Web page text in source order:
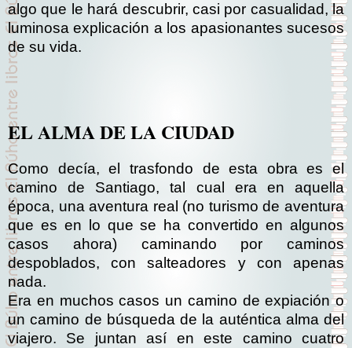
algo que le hará descubrir, casi por casualidad, la
luminosa explicación a los apasionantes sucesos
de su vida.
EL ALMA DE LA CIUDAD
Como decía, el trasfondo de esta obra es el
camino de Santiago, tal cual era en aquella
época, una aventura real (no turismo de aventura
que es en lo que se ha convertido en algunos
casos ahora) caminando por caminos
despoblados, con salteadores y con apenas
nada.
Era en muchos casos un camino de expiación o
un camino de búsqueda de la auténtica alma del
viajero. Se juntan así en este camino cuatro